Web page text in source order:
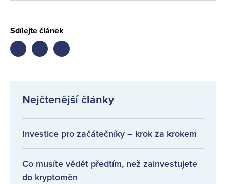
Sdílejte článek
Share
Nejčtenější články
Investice pro začátečníky – krok za krokem
Co musíte vědět předtím, než zainvestujete
do kryptoměn